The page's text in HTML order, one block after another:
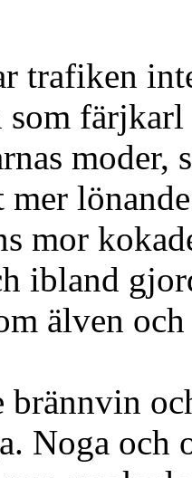
trafiken
moder,
mer
mor
ibland
älven
brännvin
Noga